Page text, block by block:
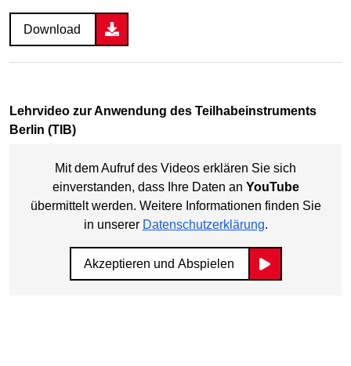
Download
Lehrvideo zur Anwendung des Teilhabeinstruments
Berlin (TIB)
Mit dem Aufruf des Videos erklären Sie sich
einverstanden, dass Ihre Daten an YouTube
übermittelt werden. Weitere Informationen finden Sie
in unserer Datenschutzerklärung.
Akzeptieren und Abspielen